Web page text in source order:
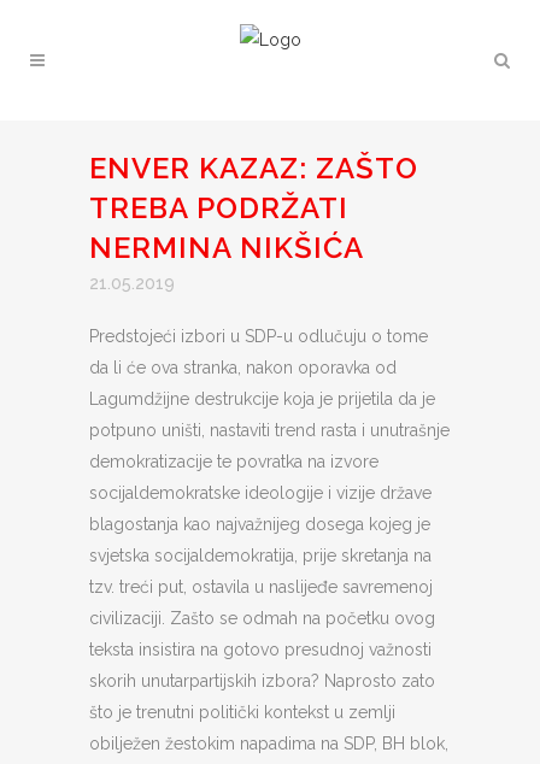
ENVER KAZAZ: ZAŠTO
TREBA PODRŽATI
NERMINA NIKŠIĆA
21.05.2019
Predstojeći izbori u SDP-u odlučuju o tome
da li će ova stranka, nakon oporavka od
Lagumdžijne destrukcije koja je prijetila da je
potpuno uništi, nastaviti trend rasta i unutrašnje
demokratizacije te povratka na izvore
socijaldemokratske ideologije i vizije države
blagostanja kao najvažnijeg dosega kojeg je
svjetska socijaldemokratija, prije skretanja na
tzv. treći put, ostavila u naslijeđe savremenoj
civilizaciji. Zašto se odmah na početku ovog
teksta insistira na gotovo presudnoj važnosti
skorih unutarpartijskih izbora? Naprosto zato
što je trenutni politički kontekst u zemlji
obilježen žestokim napadima na SDP, BH blok,